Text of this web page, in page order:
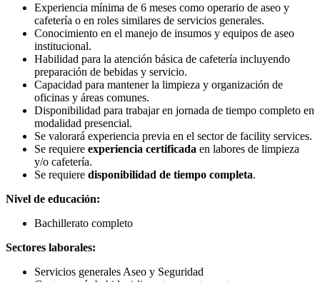
Experiencia mínima de 6 meses como operario de aseo y
cafetería o en roles similares de servicios generales.
Conocimiento en el manejo de insumos y equipos de aseo
institucional.
Habilidad para la atención básica de cafetería incluyendo
preparación de bebidas y servicio.
Capacidad para mantener la limpieza y organización de
oficinas y áreas comunes.
Disponibilidad para trabajar en jornada de tiempo completo en
modalidad presencial.
Se valorará experiencia previa en el sector de facility services.
Se requiere experiencia certificada en labores de limpieza
y/o cafetería.
Se requiere disponibilidad de tiempo completa.
Nivel de educación:
Bachillerato completo
Sectores laborales:
Servicios generales Aseo y Seguridad